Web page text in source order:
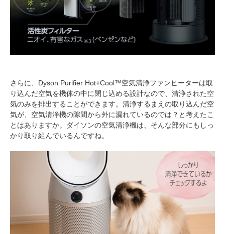
さらに、Dyson Purifier Hot+Cool™空気清浄ファンヒーターは取
り込んだ空気を機体の中に閉じ込める設計なので、清浄された空
気のみを排出することができます。清浄するまえの取り込んだ空
気が、空気清浄機の隙間から外に漏れているのでは？と考えたこ
とはありますか。ダイソンの空気清浄機は、そんな部分にもしっ
かり取り組んでいるんですね。